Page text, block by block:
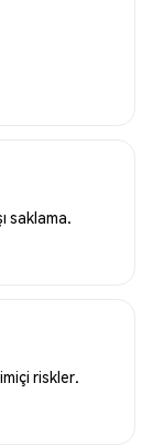
saklama.
riskler.